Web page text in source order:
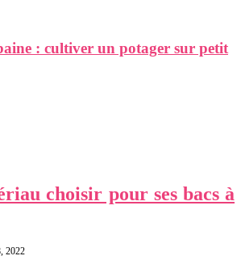
: cultiver un potager sur petit
choisir pour ses bacs à
2022